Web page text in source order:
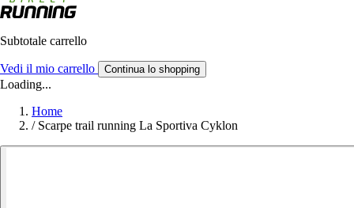
Subtotale carrello
Vedi il mio carrello Continua lo shopping
Loading...
Home
/ Scarpe trail running La Sportiva Cyklon